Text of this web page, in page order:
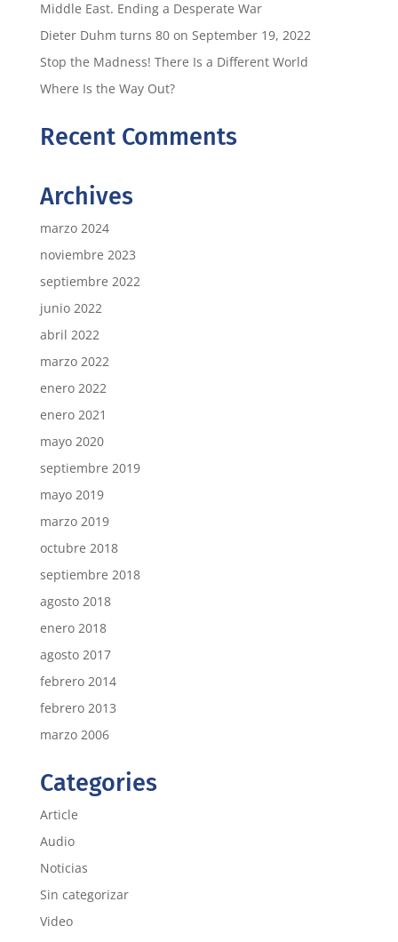
Middle East. Ending a Desperate War
Dieter Duhm turns 80 on September 19, 2022
Stop the Madness! There Is a Different World
Where Is the Way Out?
Recent Comments
Archives
marzo 2024
noviembre 2023
septiembre 2022
junio 2022
abril 2022
marzo 2022
enero 2022
enero 2021
mayo 2020
septiembre 2019
mayo 2019
marzo 2019
octubre 2018
septiembre 2018
agosto 2018
enero 2018
agosto 2017
febrero 2014
febrero 2013
marzo 2006
Categories
Article
Audio
Noticias
Sin categorizar
Video